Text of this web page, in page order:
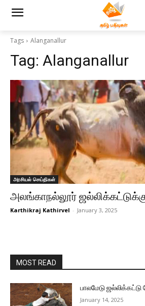
Tags Alanganallur
Tag: Alanganallur
அரசியல் செய்திகள்
அலங்காநல்லூர்
Karthikraj Kathirvel - January 3, 2025
MOST READ
பாலமேடு ஜல்லிக்கட்டு
January 14, 2025